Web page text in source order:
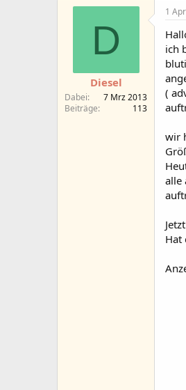
r
t
i
n
a
t
u
D
Diesel
Dabei
7 Mrz 2013
Beiträge
113
1
ich
(
wir
alle
Hat